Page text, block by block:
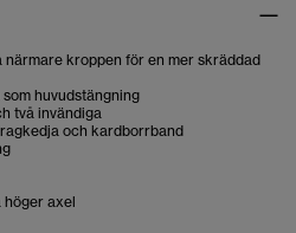
närmare kroppen för en mer skräddad
huvudstängning
två invändiga
och kardborrband
höger axel